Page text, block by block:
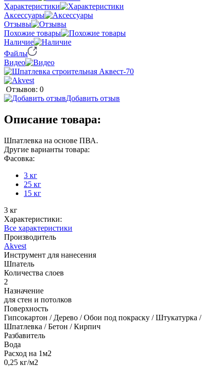
Характеристики
Аксессуары
Отзывы
Похожие товары
Наличие
Файлы
Видео
Отзывов: 0
Добавить отзыв
Описание товара:
Шпатлевка на основе ПВА.
Другие варианты товара:
Фасовка:
3 кг
25 кг
15 кг
3 кг
Характеристики:
Все характеристики
Производитель
Akvest
Инструмент для нанесения
Шпатель
Количества слоев
2
Назначение
для стен и потолков
Поверхность
Гипсокартон / Дерево / Обои под покраску / Штукатурка /
Шпатлевка / Бетон / Кирпич
Разбавитель
Вода
Расход на 1м2
0,25 кг/м2